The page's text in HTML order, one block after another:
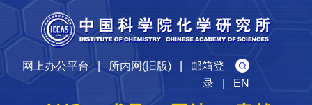
网上办公平台|所内网(旧版)| 邮箱登
录| EN